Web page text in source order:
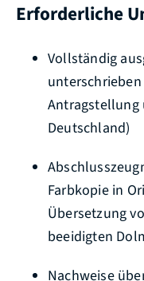
Erforderliche
Vollständig
Antragstellung
Deutschland)
Farbkopie in
Übersetzung
beeidigten
Nachweise